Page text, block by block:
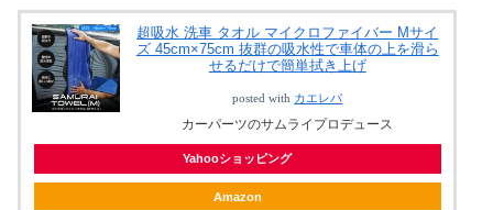
超吸水 洗車 タオル マイクロファイバー Mサイ
ズ 45cm×75cm 抜群の吸水性で車体の上を滑ら
せるだけで簡単拭き上げ
posted with カエレバ
カーパーツのサムライプロデュース
Yahooショッピング
Amazon